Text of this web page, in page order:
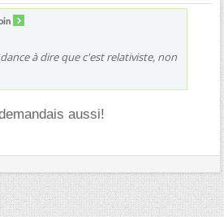
à dire que c'est relativiste, non
aussi!